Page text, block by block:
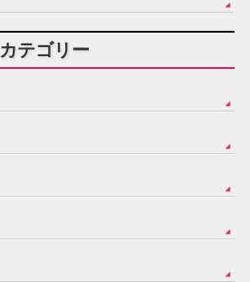
カテゴリー